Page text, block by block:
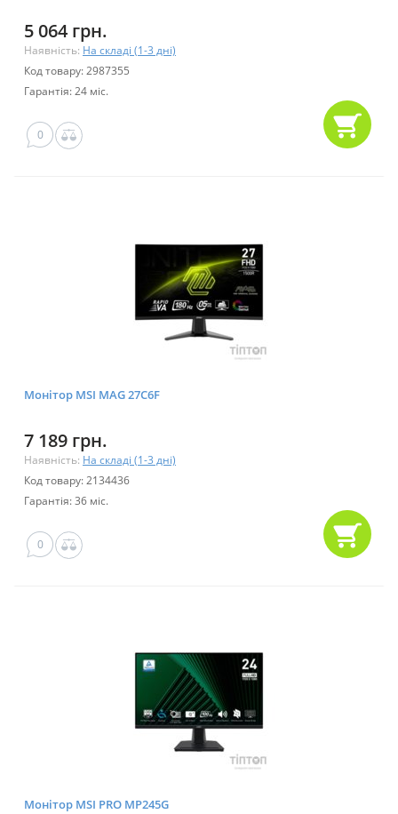
5 064 грн.
Наявність: На складі (1-3 дні)
Код товару: 2987355
Гарантія: 24 міс.
0
Монітор MSI MAG 27C6F
7 189 грн.
Наявність: На складі (1-3 дні)
Код товару: 2134436
Гарантія: 36 міс.
0
Монітор MSI PRO MP245G